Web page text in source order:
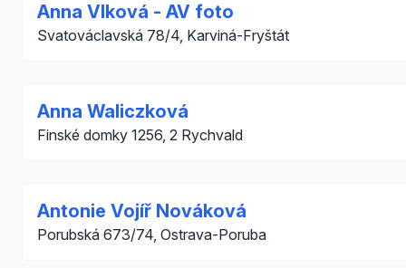
Anna Vlková - AV foto
Svatováclavská 78/4, Karviná-Fryštát
Anna Waliczková
Finské domky 1256, 2 Rychvald
Antonie Vojíř Nováková
Porubská 673/74, Ostrava-Poruba